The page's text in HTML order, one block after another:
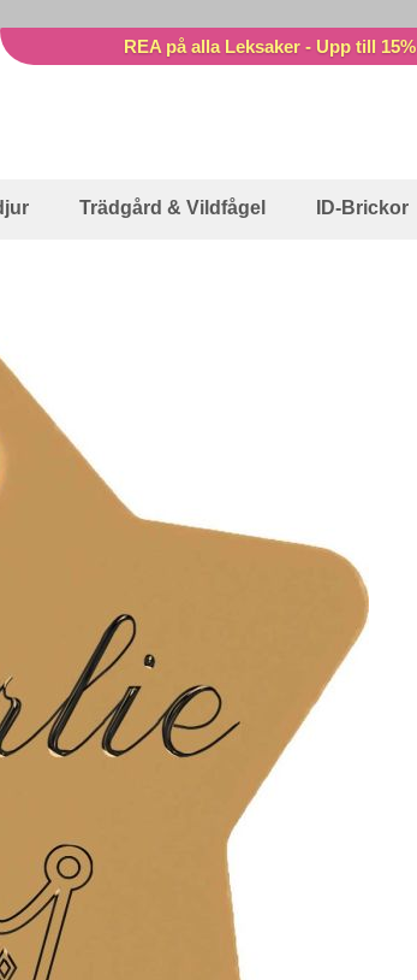
REA på alla Leksaker - Upp till 15%
Trädgård & Vildfågel ID-Brickor